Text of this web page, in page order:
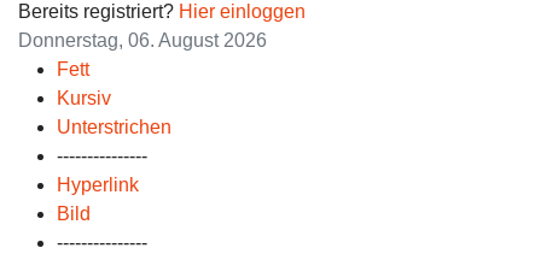
Bereits registriert? Hier einloggen
Donnerstag, 06. August 2026
Fett
Kursiv
Unterstrichen
---------------
Hyperlink
Bild
---------------